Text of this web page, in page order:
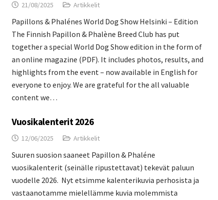
21/08/2025 Artikkelit
Papillons & Phalénes World Dog Show Helsinki – Edition
The Finnish Papillon & Phalène Breed Club has put
together a special World Dog Show edition in the form of
an online magazine (PDF). It includes photos, results, and
highlights from the event – now available in English for
everyone to enjoy. We are grateful for the all valuable
content we…
Vuosikalenterit 2026
12/06/2025 Artikkelit
Suuren suosion saaneet Papillon & Phaléne
vuosikalenterit (seinälle ripustettavat) tekevät paluun
vuodelle 2026. Nyt etsimme kalenterikuvia perhosista ja
vastaanotamme mielellämme kuvia molemmista